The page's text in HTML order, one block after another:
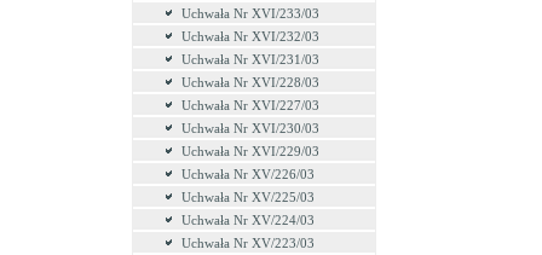
Uchwała Nr XVI/233/03
Uchwała Nr XVI/232/03
Uchwała Nr XVI/231/03
Uchwała Nr XVI/228/03
Uchwała Nr XVI/227/03
Uchwała Nr XVI/230/03
Uchwała Nr XVI/229/03
Uchwała Nr XV/226/03
Uchwała Nr XV/225/03
Uchwała Nr XV/224/03
Uchwała Nr XV/223/03